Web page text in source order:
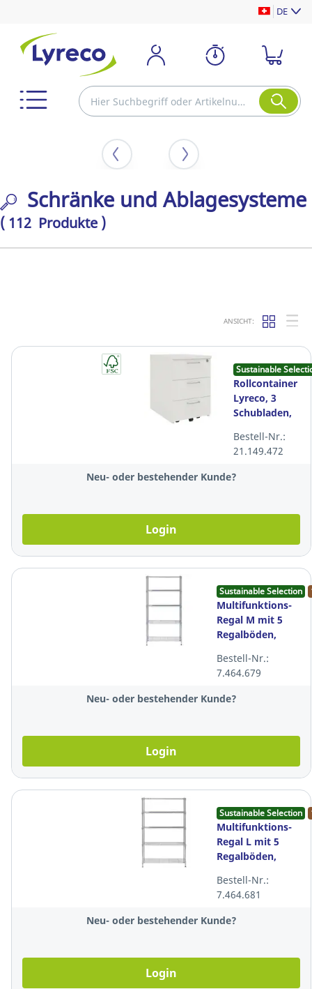
DE
Schränke und Ablagesysteme
( 112 Produkte )
ANSICHT:
Sustainable
Rollcontainer
Lyreco, 3
Schubladen,
weiss
Bestell-Nr.:
21.149.472
Neu- oder bestehender Kunde?
Login
Sustainable Selection
Multifunktions-
Regal M mit 5
Regalböden,
cm
Bestell-Nr.:
7.464.679
Neu- oder bestehender Kunde?
Login
Sustainable Selection
Multifunktions-
Regal L mit 5
Regalböden,
cm
Bestell-Nr.:
7.464.681
Neu- oder bestehender Kunde?
Login